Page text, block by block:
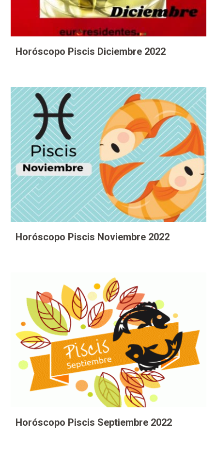
Horóscopo Piscis Diciembre 2022
Horóscopo Piscis Noviembre 2022
Horóscopo Piscis Septiembre 2022